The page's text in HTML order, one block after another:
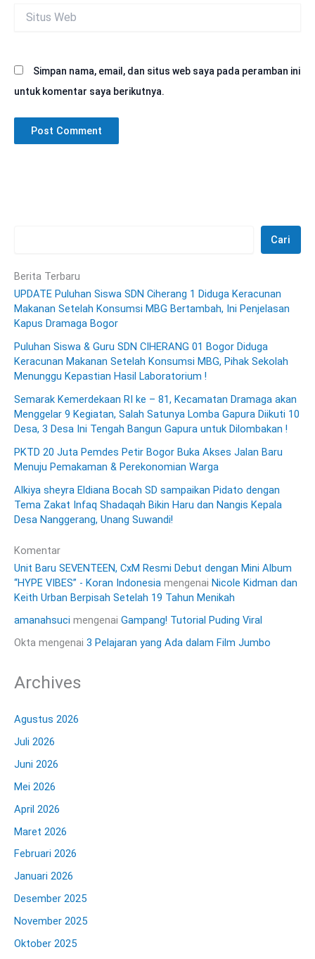
Web
Simpan nama, email, dan situs web saya pada peramban ini
untuk komentar saya berikutnya.
Cari
Berita Terbaru
UPDATE Puluhan Siswa SDN Ciherang 1 Diduga Keracunan
Makanan Setelah Konsumsi MBG Bertambah, Ini Penjelasan
Kapus Dramaga Bogor
Puluhan Siswa & Guru SDN CIHERANG 01 Bogor Diduga
Keracunan Makanan Setelah Konsumsi MBG, Pihak Sekolah
Menunggu Kepastian Hasil Laboratorium !
Semarak Kemerdekaan RI ke – 81, Kecamatan Dramaga akan
Menggelar 9 Kegiatan, Salah Satunya Lomba Gapura Diikuti 10
Desa, 3 Desa Ini Tengah Bangun Gapura untuk Dilombakan !
PKTD 20 Juta Pemdes Petir Bogor Buka Akses Jalan Baru
Menuju Pemakaman & Perekonomian Warga
Alkiya sheyra Eldiana Bocah SD sampaikan Pidato dengan
Tema Zakat Infaq Shadaqah Bikin Haru dan Nangis Kepala
Desa Nanggerang, Unang Suwandi!
Komentar
Unit Baru SEVENTEEN, CxM Resmi Debut dengan Mini Album
“HYPE VIBES” - Koran Indonesia mengenai Nicole Kidman dan
Keith Urban Berpisah Setelah 19 Tahun Menikah
amanahsuci mengenai Gampang! Tutorial Puding Viral
Okta mengenai 3 Pelajaran yang Ada dalam Film Jumbo
Archives
Agustus 2026
Juli 2026
Juni 2026
Mei 2026
April 2026
Maret 2026
Februari 2026
Januari 2026
Desember 2025
November 2025
Oktober 2025